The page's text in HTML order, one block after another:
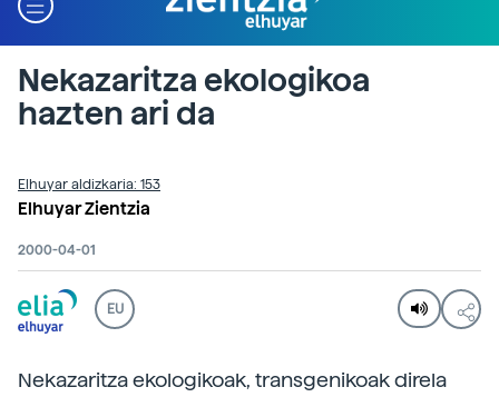
Nekazaritza ekologikoa
hazten ari da
Elhuyar aldizkaria: 153
Elhuyar Zientzia
2000-04-01
EU
Nekazaritza ekologikoak, transgenikoak direla